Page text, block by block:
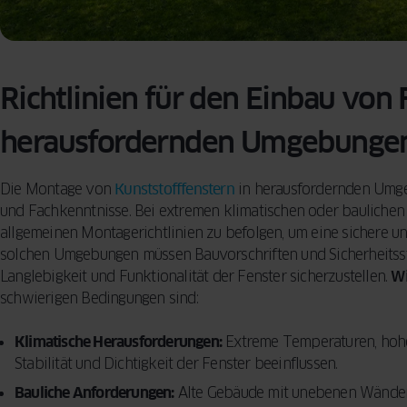
Richtlinien für den Einbau von
herausfordernden
Die Montage von Kunststofffensternin herausfordernden
und Fachkenntnisse. Bei extremen klimatischen oder
allgemeinen Montagerichtlinien zu befolgen, um eine sichere
solchen Umgebungen müssen Bauvorschriften und
Langlebigkeit und Funktionalität der Fenster sicherzustellen.
schwierigen Bedingungen sind:
Klimatische Herausforderungen:Extreme Temperaturen,
Stabilität und Dichtigkeit der Fenster beeinflussen.
Bauliche Anforderungen:Alte Gebäude mit unebenen